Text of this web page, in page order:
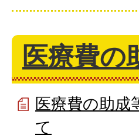
医療費の
医療費の助成
て